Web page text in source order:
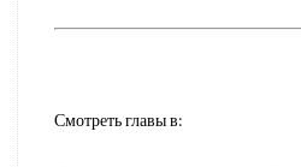
Смотреть главы в: